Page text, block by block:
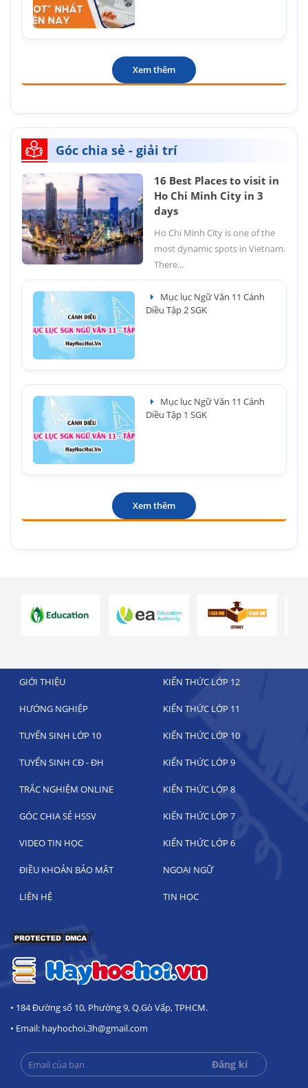
Xem thêm
Góc chia sẻ - giải trí
16 Best Places to visit in
Ho Chi Minh City in 3
days
Ho Chi Minh City is one of the
most dynamic spots in Vietnam.
There...
Mục lục Ngữ Văn 11 Cánh
Diều Tập 2 SGK
Mục lục Ngữ Văn 11 Cánh
Diều Tập 1 SGK
Xem thêm
GIỚI THIỆU KIẾN THỨC LỚP 12
HƯỚNG NGHIỆP KIẾN THỨC LỚP 11
TUYỂN SINH LỚP 10 KIẾN THỨC LỚP 10
TUYỂN SINH CĐ - ĐH KIẾN THỨC LỚP 9
TRẮC NGHIỆM ONLINE KIẾN THỨC LỚP 8
GÓC CHIA SẺ HSSV KIẾN THỨC LỚP 7
VIDEO TIN HỌC KIẾN THỨC LỚP 6
ĐIỀU KHOẢN BẢO MẬT NGOẠI NGỮ
LIÊN HỆ TIN HỌC
• 184 Đường số 10, Phường 9, Q.Gò Vấp, TPHCM.
• Email: hayhochoi.3h@gmail.com